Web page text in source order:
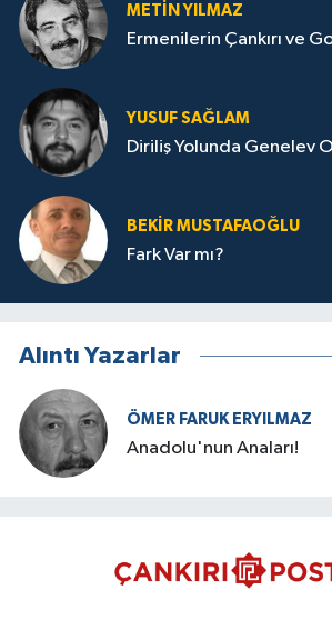
METIN YILMAZ
Ermenilerin Çankırı ve
YUSUF SAĞLAM
Diriliş Yolunda Genelev
BEKIR MUSTAFAOĞLU
Fark Var mı?
Alıntı Yazarlar
ÖMER FARUK ERYILMAZ
Anadolu'nun Anaları!